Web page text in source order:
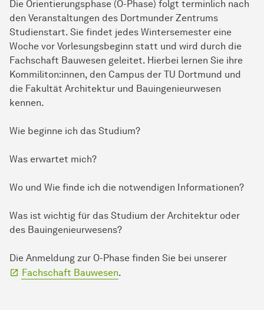
Die Orientierungsphase (O-Phase) folgt terminlich nach
den Veranstaltungen des Dortmunder Zentrums
Studienstart. Sie findet jedes Wintersemester eine
Woche vor Vorlesungsbeginn statt und wird durch die
Fachschaft Bauwesen geleitet. Hierbei lernen Sie ihre
Kommiliton:innen, den Campus der TU Dortmund und
die Fakultät Architektur und Bauingenieurwesen
kennen.
Wie beginne ich das Studium?
Was erwartet mich?
Wo und Wie finde ich die notwendigen Informationen?
Was ist wichtig für das Studium der Architektur oder
des Bauingenieurwesens?
Die Anmeldung zur O-Phase finden Sie bei unserer
Fachschaft Bauwesen.